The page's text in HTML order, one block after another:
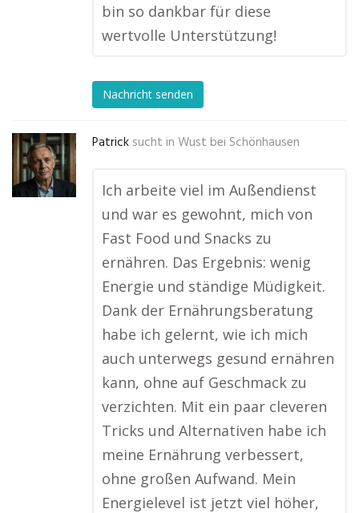
bin so dankbar für diese
wertvolle Unterstützung!
Nachricht senden
Patrick sucht in Wust bei Schönhausen
Ich arbeite viel im Außendienst
und war es gewohnt, mich von
Fast Food und Snacks zu
ernähren. Das Ergebnis: wenig
Energie und ständige Müdigkeit.
Dank der Ernährungsberatung
habe ich gelernt, wie ich mich
auch unterwegs gesund ernähren
kann, ohne auf Geschmack zu
verzichten. Mit ein paar cleveren
Tricks und Alternativen habe ich
meine Ernährung verbessert,
ohne großen Aufwand. Mein
Energielevel ist jetzt viel höher,